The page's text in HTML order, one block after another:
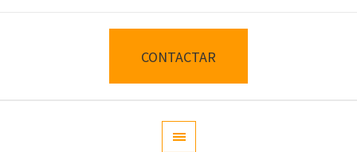
CONTACTAR